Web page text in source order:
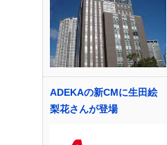
ADEKAの新CMに生田絵
梨花さんが登場